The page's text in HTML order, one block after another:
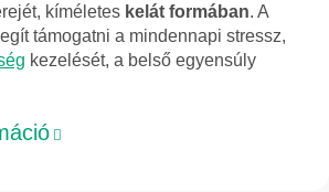
kíméletes kelát formában. A
támogatni a mindennapi stressz,
kezelését, a belső egyensúly